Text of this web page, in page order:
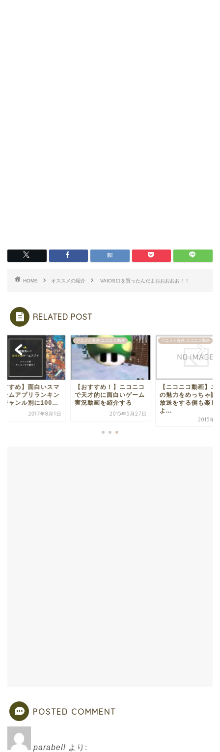
HOME オススメの紹介 VAIOS11を買ったんだよおおおおお！！
RELATED POST
すすめ】面白いスマ
ームアプリランキン
ジャンル別に100...
2017年8月1日
アニメと漫画-ニコニコ動画
【おすすめ！】ニコニコ
で天才的に面白いゲーム
実況動画を紹介する
2015年5月27日
アニメと漫画-ニコニコ動画
【ニコニコ動画】ニ
の魅力をめっちゃ語
放送をする側も楽し
よ...
2015年9
POSTED COMMENT
parabell より: